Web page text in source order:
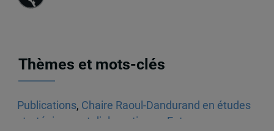
Thèmes et mots-clés
Publications, Chaire Raoul-Dandurand en études
stratégiques et diplomatiques
Entrevues